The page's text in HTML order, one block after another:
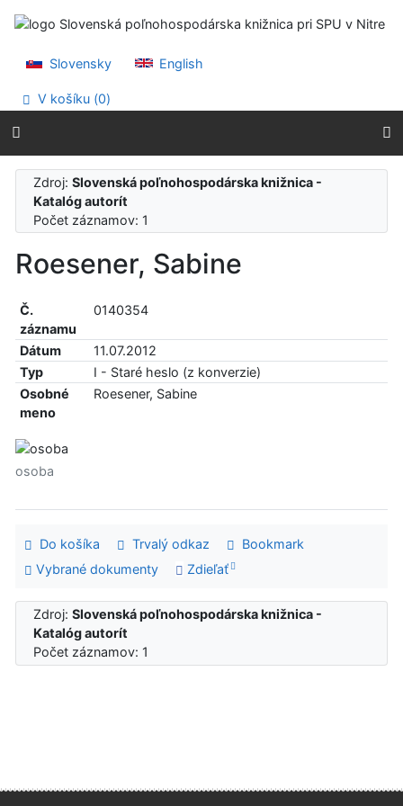
Prejsť na menu
Slovensky
English
V košíku (0)
Zdroj:Slovenská poľnohospodárska knižnica -
Katalóg autorít
Počet záznamov: 1
Roesener, Sabine
Č.
záznamu
0140354
Dátum
11.07.2012
Typ
I - Staré heslo (z konverzie)
Osobné
meno
Roesener, Sabine
osoba
Do košíka Trvalý odkaz
Bookmark
Vybrané dokumenty
Zdieľať
Zdroj:Slovenská poľnohospodárska knižnica -
Katalóg autorít
Počet záznamov: 1